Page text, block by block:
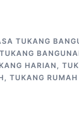
TUKANG
TUKANG
HARIAN ,
, TUKANG